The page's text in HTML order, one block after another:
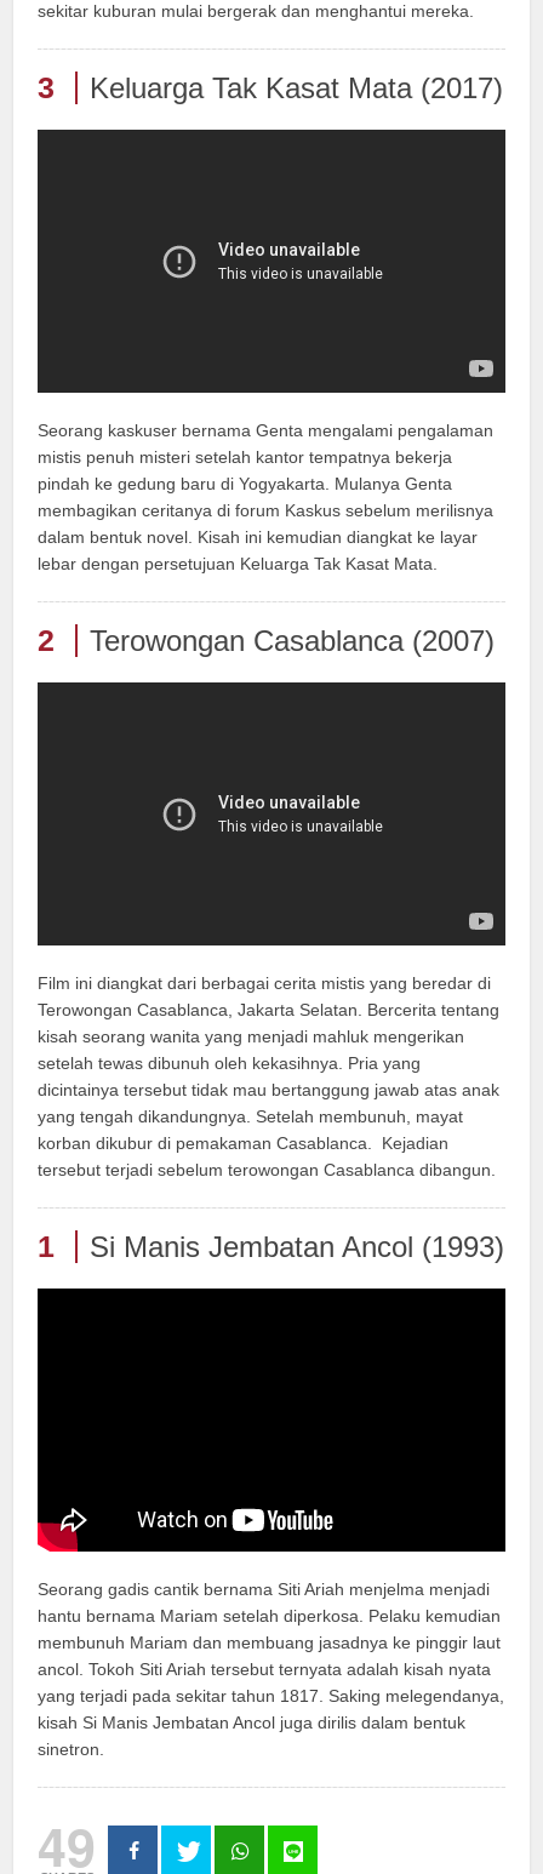
sekitar kuburan mulai bergerak dan menghantui mereka.
3 Keluarga Tak Kasat Mata (2017)
Seorang kaskuser bernama Genta mengalami pengalaman
mistis penuh misteri setelah kantor tempatnya bekerja
pindah ke gedung baru di Yogyakarta. Mulanya Genta
membagikan ceritanya di forum Kaskus sebelum merilisnya
dalam bentuk novel. Kisah ini kemudian diangkat ke layar
lebar dengan persetujuan Keluarga Tak Kasat Mata.
2 Terowongan Casablanca (2007)
Film ini diangkat dari berbagai cerita mistis yang beredar di
Terowongan Casablanca, Jakarta Selatan. Bercerita tentang
kisah seorang wanita yang menjadi mahluk mengerikan
setelah tewas dibunuh oleh kekasihnya. Pria yang
dicintainya tersebut tidak mau bertanggung jawab atas anak
yang tengah dikandungnya. Setelah membunuh, mayat
korban dikubur di pemakaman Casablanca. Kejadian
tersebut terjadi sebelum terowongan Casablanca dibangun.
1 Si Manis Jembatan Ancol (1993)
Seorang gadis cantik bernama Siti Ariah menjelma menjadi
hantu bernama Mariam setelah diperkosa. Pelaku kemudian
membunuh Mariam dan membuang jasadnya ke pinggir laut
ancol. Tokoh Siti Ariah tersebut ternyata adalah kisah nyata
yang terjadi pada sekitar tahun 1817. Saking melegendanya,
kisah Si Manis Jembatan Ancol juga dirilis dalam bentuk
sinetron.
49